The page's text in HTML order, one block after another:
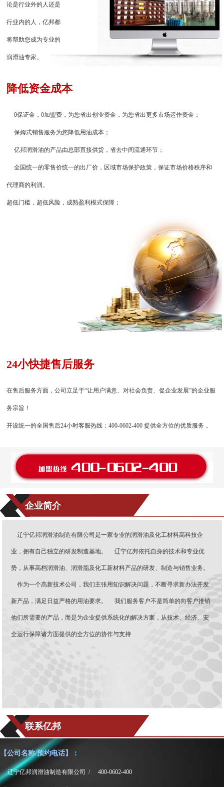
论是行业外的人还是
行业内的人，亿邦都
将帮助您成为专业的
润滑油专家。
降低资金成本
0保证金，0加盟费，为您省出创业资金，为您省出更多市场运作资金；
保姆式销售服务为您降低用油成本；
亿邦润滑油的产品由总部直接供货，省去中间流通环节；
全国统一的零售价统一的出厂价，区域市场保护政策，保证市场价格秩序和
代理商的利润。
超低门槛，超低风险，成熟盈利模式保障；
24小快捷售后服务
在售后服务方面，公司立足于“让用户满意、对社会负责、促企业发展”的企业服
务宗旨！
开设统一的全国售后24小时客服热线：400-0602-400 提供全方位的优质服务，
企业简介
辽宁亿邦润滑油制造有限公司是一家专业的润滑油及化工材料高科技企
业，拥有自己独立的研发制造基地。 辽宁亿邦依托自身的技术和专业优
势，从事高档润滑油、润滑脂及化工新材料产品的研发、制造与销售业务。
作为一个高新技术公司，我们主张用知识解决问题，不断寻求新办法开发
新产品，满足日益严格的用油要求。 我们服务客户不是简单的向客户推销
他们所需要的产品，而是为企业提供系统化的解决方案，从技术、经济、安
全运行保障诸方面提供的全方位的协作与支持
联系亿邦
【公司名称/预约电话】：
辽宁亿邦润滑油制造有限公司 / 400-0602-400